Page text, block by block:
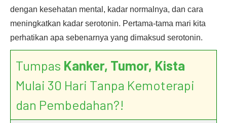
dengan kesehatan mental, kadar normalnya, dan cara
meningkatkan kadar serotonin. Pertama-tama mari kita
perhatikan apa sebenarnya yang dimaksud serotonin.
Tumpas Kanker, Tumor, Kista
Mulai 30 Hari Tanpa Kemoterapi
dan Pembedahan?!